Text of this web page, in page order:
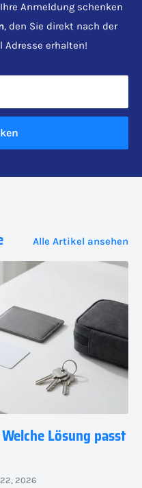
Anmeldung schenken
, den Sie direkt nach der
Adresse erhalten!
Alle Artikel ansehen
Lösung passt
2026